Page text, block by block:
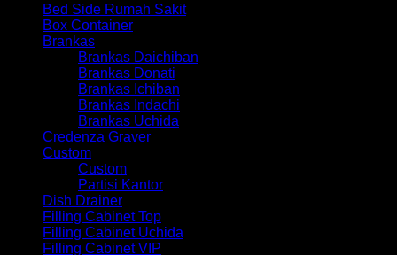
Bed Side Rumah Sakit
Box Container
Brankas
Brankas Daichiban
Brankas Donati
Brankas Ichiban
Brankas Indachi
Brankas Uchida
Credenza Graver
Custom
Custom
Partisi Kantor
Dish Drainer
Filling Cabinet Top
Filling Cabinet Uchida
Filling Cabinet VIP